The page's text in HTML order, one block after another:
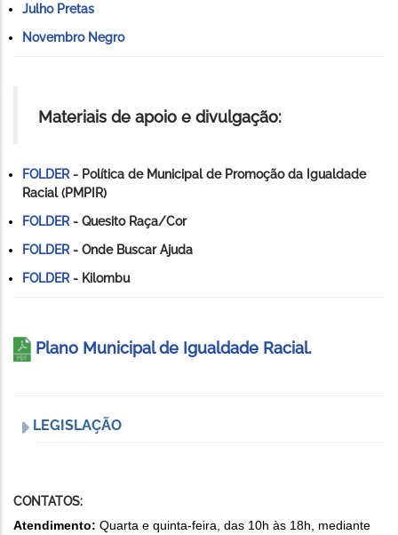
Julho Pretas
Novembro Negro
Materiais de apoio e divulgação:
FOLDER - Política de Municipal de Promoção da Igualdade
Racial (PMPIR)
FOLDER - Quesito Raça/Cor
FOLDER - Onde Buscar Ajuda
FOLDER - Kilombu
Plano Municipal de Igualdade Racial.
LEGISLAÇÃO
CONTATOS:
Atendimento: Quarta e quinta-feira, das 10h às 18h, mediante